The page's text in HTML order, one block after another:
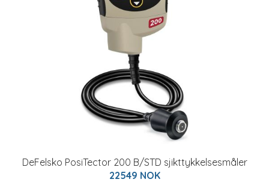
DeFelsko PosiTector 200 B/STD sjikttykkelsesmåler
22549 NOK